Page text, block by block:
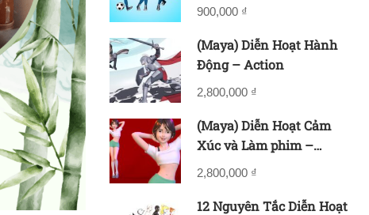
900,000 ₫
(Maya) Diễn Hoạt Hành
Động – Action
2,800,000 ₫
(Maya) Diễn Hoạt Cảm
Xúc và Làm phim –
Acting & Filmmaking
2,800,000 ₫
12 Nguyên Tắc Diễn Hoạt